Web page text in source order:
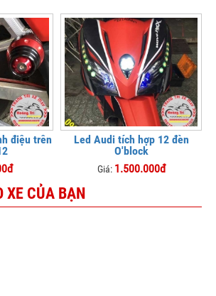
điệu trên
Led Audi tích hợp 12 đèn
O'block
Giá: 1.500.000đ
XE CỦA BẠN